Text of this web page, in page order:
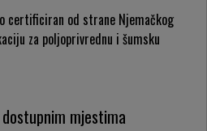
certificiran od strane Njemačkog
za poljoprivrednu i šumsku
mjestima